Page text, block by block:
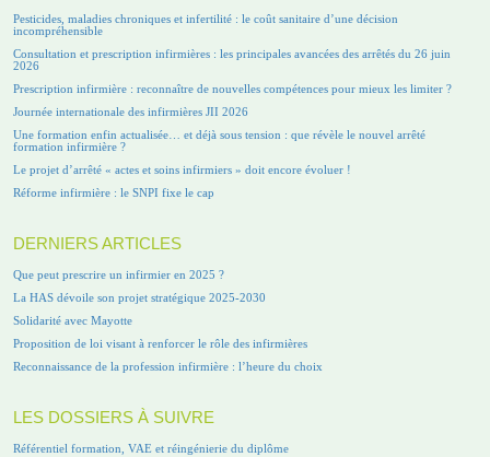
Pesticides, maladies chroniques et infertilité : le coût sanitaire d’une décision
incompréhensible
Consultation et prescription infirmières : les principales avancées des arrêtés du 26 juin
2026
Prescription infirmière : reconnaître de nouvelles compétences pour mieux les limiter ?
Journée internationale des infirmières JII 2026
Une formation enfin actualisée… et déjà sous tension : que révèle le nouvel arrêté
formation infirmière ?
Le projet d’arrêté « actes et soins infirmiers » doit encore évoluer !
Réforme infirmière : le SNPI fixe le cap
DERNIERS ARTICLES
Que peut prescrire un infirmier en 2025 ?
La HAS dévoile son projet stratégique 2025-2030
Solidarité avec Mayotte
Proposition de loi visant à renforcer le rôle des infirmières
Reconnaissance de la profession infirmière : l’heure du choix
LES DOSSIERS À SUIVRE
Référentiel formation, VAE et réingénierie du diplôme